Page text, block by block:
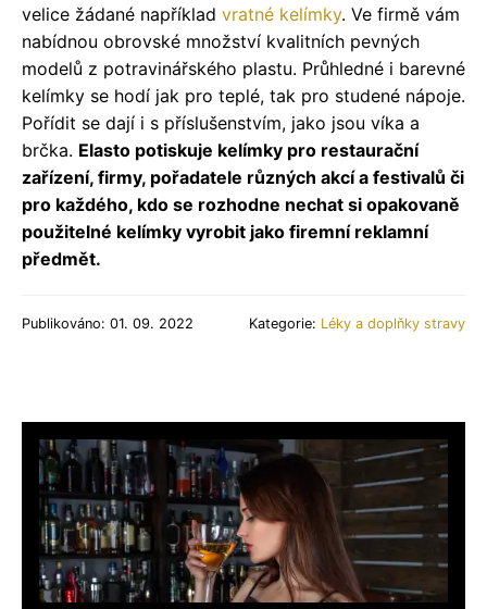
velice žádané například vratné kelímky. Ve firmě vám
nabídnou obrovské množství kvalitních pevných
modelů z potravinářského plastu. Průhledné i barevné
kelímky se hodí jak pro teplé, tak pro studené nápoje.
Pořídit se dají i s příslušenstvím, jako jsou víka a
brčka. Elasto potiskuje kelímky pro restaurační
zařízení, firmy, pořadatele různých akcí a festivalů či
pro každého, kdo se rozhodne nechat si opakovaně
použitelné kelímky vyrobit jako firemní reklamní
předmět.
Publikováno: 01. 09. 2022 Kategorie: Léky a doplňky stravy